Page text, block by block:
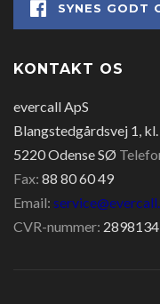
SYNES GODT
KONTAKT OS
evercall ApS
Blangstedgårdsvej 1, kl.
5220 Odense SØ
Fax: 88 80 60 49
Email:
CVR-nummer: